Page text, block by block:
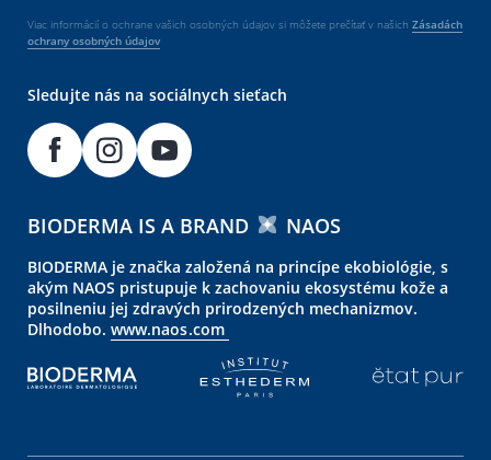
Viac informácií o ochrane vašich osobných údajov si môžete prečítať v našich Zásadách
ochrany osobných údajov
Sledujte nás na sociálnych sieťach
BIODERMA IS A BRAND NAOS
BIODERMA je značka založená na princípe ekobiológie, s
akým NAOS pristupuje k zachovaniu ekosystému kože a
posilneniu jej zdravých prirodzených mechanizmov.
Dlhodobo. www.naos.com